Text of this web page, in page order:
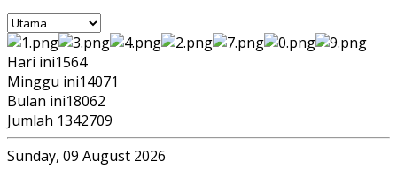
Hari ini1564
Minggu ini14071
Bulan ini18062
Jumlah 1342709
Sunday, 09 August 2026